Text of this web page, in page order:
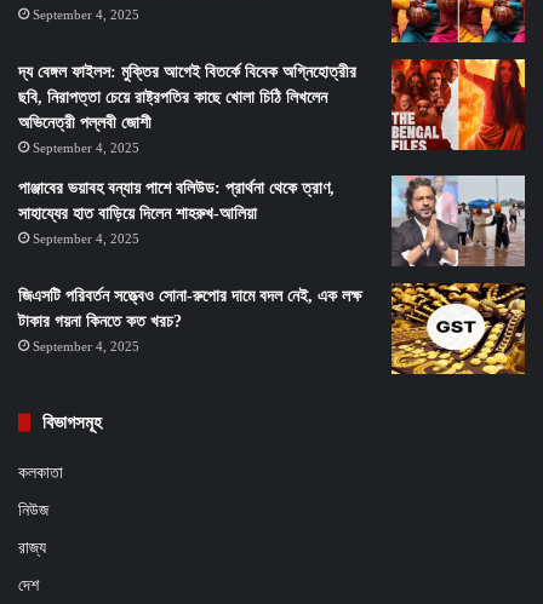
September 4, 2025
দ্য বেঙ্গল ফাইলস: মুক্তির আগেই বিতর্কে বিবেক অগ্নিহোত্রীর
ছবি, নিরাপত্তা চেয়ে রাষ্ট্রপতির কাছে খোলা চিঠি লিখলেন
অভিনেত্রী পল্লবী জোশী
September 4, 2025
পাঞ্জাবের ভয়াবহ বন্যায় পাশে বলিউড: প্রার্থনা থেকে ত্রাণ,
সাহায্যের হাত বাড়িয়ে দিলেন শাহরুখ-আলিয়া
September 4, 2025
জিএসটি পরিবর্তন সত্ত্বেও সোনা-রুপোর দামে বদল নেই, এক লক্ষ
টাকার গয়না কিনতে কত খরচ?
September 4, 2025
বিভাগসমূহ
কলকাতা
নিউজ
রাজ্য
দেশ